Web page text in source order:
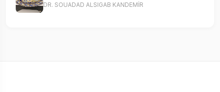
DR. SOUADAD ALSIGAB KANDEMİR